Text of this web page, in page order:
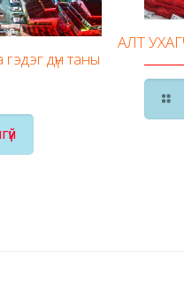
дүн таны
АЛТ